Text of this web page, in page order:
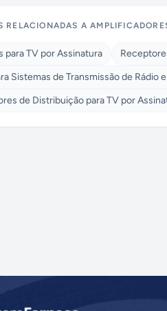
RELACIONADAS A
para TV por Assinatura
Sistemas de Transmissão de Rádio
de Distribuição para TV por